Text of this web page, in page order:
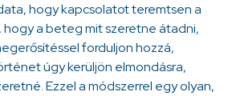
hogy kapcsolatot teremtsen a
a beteg mit szeretne átadni,
forduljon hozzá,
úgy kerüljön elmondásra,
Ezzel a módszerrel egy olyan,